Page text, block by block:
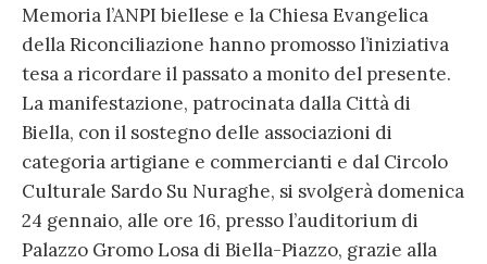
Memoria l’ANPI biellese e la Chiesa Evangelica
della Riconciliazione hanno promosso l’iniziativa
tesa a ricordare il passato a monito del presente.
La manifestazione, patrocinata dalla Città di
Biella, con il sostegno delle associazioni di
categoria artigiane e commercianti e dal Circolo
Culturale Sardo Su Nuraghe, si svolgerà domenica
24 gennaio, alle ore 16, presso l’auditorium di
Palazzo Gromo Losa di Biella-Piazzo, grazie alla